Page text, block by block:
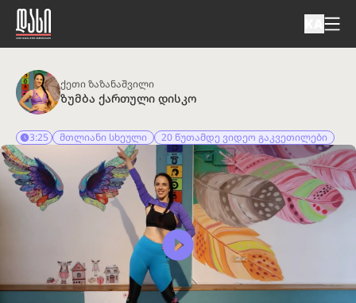
ქეთი ზაზანაშვილი
ზუმბა ქართული დისკო
3:25 მთლიანი სხეული 20 წუთამდე ვიდეო გაკვეთილები